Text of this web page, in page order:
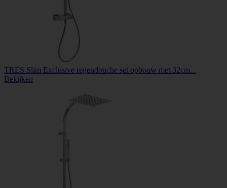
TRES Slim Exclusive regendouche set opbouw met 32cm...
Bekijken